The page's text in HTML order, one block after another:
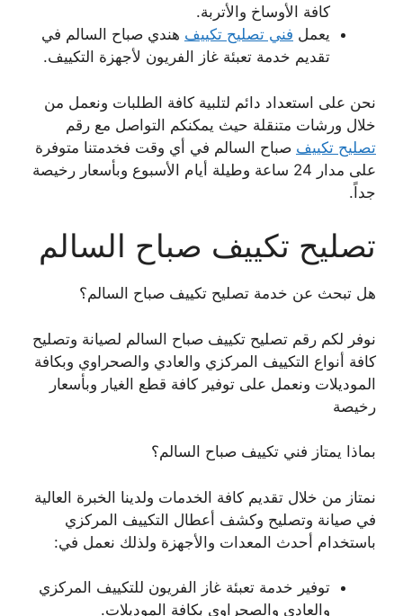
كافة الأوساخ والأتربة.
يعمل فني تصليح تكييف هندي صباح السالم في
تقديم خدمة تعبئة غاز الفريون لأجهزة التكييف.
نحن على استعداد دائم لتلبية كافة الطلبات ونعمل من
خلال ورشات متنقلة حيث يمكنكم التواصل مع رقم
تصليح تكييف صباح السالم في أي وقت فخدمتنا متوفرة
على مدار 24 ساعة وطيلة أيام الأسبوع وبأسعار رخيصة
جداً.
تصليح تكييف صباح السالم
هل تبحث عن خدمة تصليح تكييف صباح السالم؟
نوفر لكم رقم تصليح تكييف صباح السالم لصيانة وتصليح
كافة أنواع التكييف المركزي والعادي والصحراوي وبكافة
الموديلات ونعمل على توفير كافة قطع الغيار وبأسعار
رخيصة
بماذا يمتاز فني تكييف صباح السالم؟
نمتاز من خلال تقديم كافة الخدمات ولدينا الخبرة العالية
في صيانة وتصليح وكشف أعطال التكييف المركزي
باستخدام أحدث المعدات والأجهزة ولذلك نعمل في:
توفير خدمة تعبئة غاز الفريون للتكييف المركزي
والعادي والصحراوي بكافة الموديلات.